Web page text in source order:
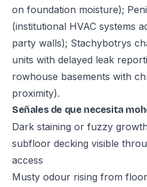
on foundation moisture);
(institutional HVAC systems
party walls); Stachybotrys
units with delayed leak
rowhouse basements with
proximity).
Señales de que necesita
Dark staining or fuzzy
subfloor decking visible
access
Musty odour rising from